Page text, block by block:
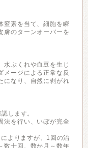
窒素を当て、細胞を瞬
膚のターンオーバーを
水ぶくれや血豆を生じ
メージによる正常な反
になり、自然に剥がれ
します。
法を行い、いぼが完全
よりますが、1回の治
数十回、数か月～数年